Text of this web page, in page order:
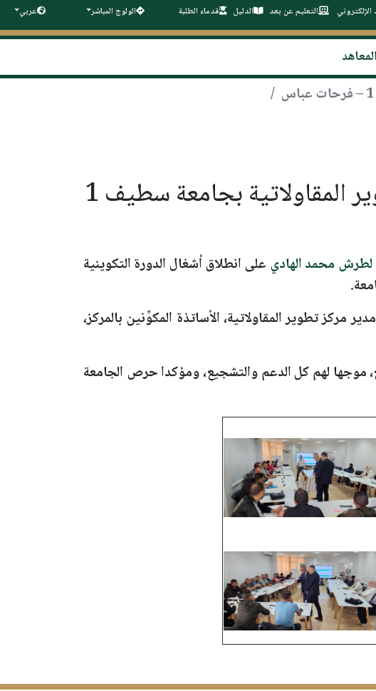
الإلكتروني التعليم عن بعد الدليل قدماء الطلبة الولوج المباشر عربي
انطلاق الدورة التكوينية الخامسة عشر (15) بمركز تطوير المقاولاتية بجامعة سطيف 1
لطرش محمد الهادي على انطلاق أشغال الدورة التكوينية
مركز تطوير المقاولاتية، الأساتذة المكوِّنين بالمركز،
موجها لهم كل الدعم والتشجيع، ومؤكدا حرص الجامعة